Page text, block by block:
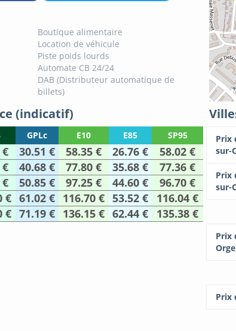
Boutique alimentaire
Location de véhicule
Piste poids lourds
Automate CB 24/24
DAB (Distributeur automatique de
billets)
(indicatif)
GPLc E10 E85 SP95
€ 30.51 € 58.35 € 26.76 €
58.02 €
40.68 € 77.80 € 35.68 €
77.36 €
50.85 € 97.25 € 44.60 €
96.70 €
€ 61.02 € 116.70 € 53.52 €
116.04 €
€ 71.19 € 136.15 € 62.44 € 135.38 €
Prix
sur-
Prix
sur-
Prix
Orge
Prix